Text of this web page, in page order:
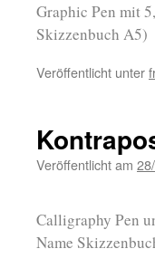
Graphic Pen mit
Skizzenbuch A5)
Veröffentlicht unter
Veröffentlicht am
Calligraphy Pen
Name